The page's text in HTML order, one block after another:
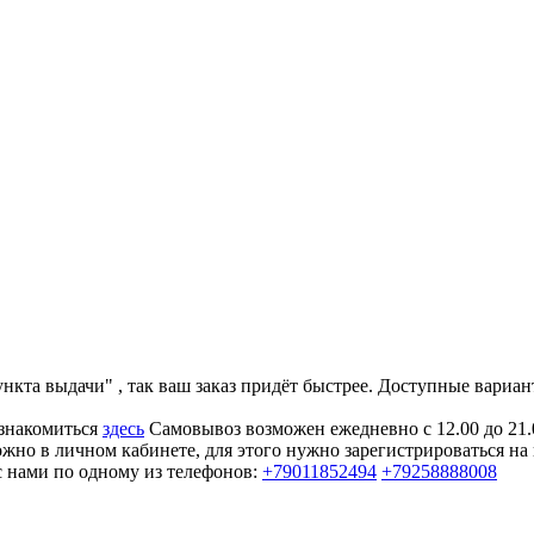
выдачи" , так ваш заказ придёт быстрее. Доступные
здесь Самовывоз возможен ежедневно с 12.00 до
в личном кабинете, для этого нужно зарегистрироваться
нами по одному из телефонов: +79011852494 +79258888008